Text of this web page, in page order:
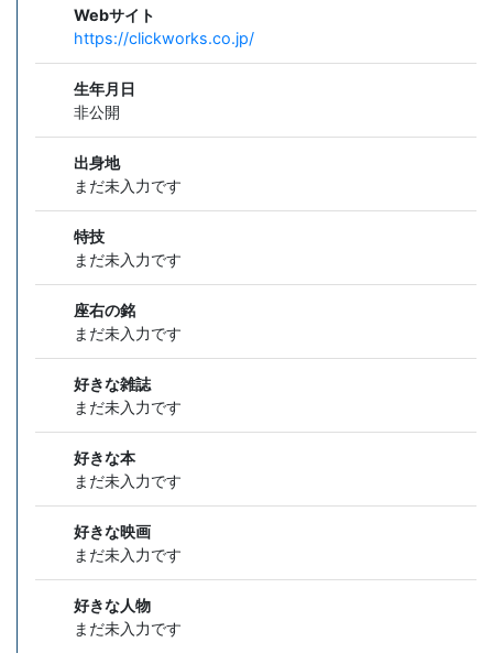
Webサイト
https://clickworks.co.jp/
生年月日
非公開
出身地
まだ未入力です
特技
まだ未入力です
座右の銘
まだ未入力です
好きな雑誌
まだ未入力です
好きな本
まだ未入力です
好きな映画
まだ未入力です
好きな人物
まだ未入力です